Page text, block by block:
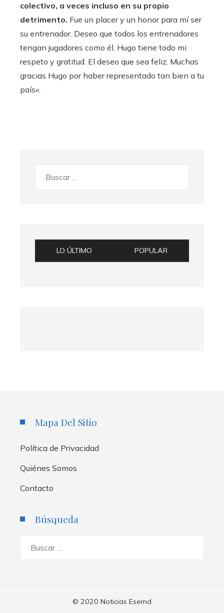
colectivo, a veces incluso en su propio
detrimento. Fue un placer y un honor para mí ser
su entrenador. Deseo que todos los entrenadores
tengan jugadores como él. Hugo tiene todo mi
respeto y gratitud. El deseo que sea feliz. Muchas
gracias Hugo por haber representado tan bien a tu
país».
LO ÚLTIMO POPULAR
Mapa Del Sitio
Política de Privacidad
Quiénes Somos
Contacto
Búsqueda
© 2020 Noticias Esemd